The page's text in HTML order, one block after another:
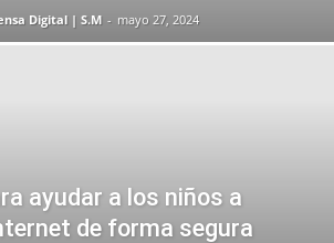
Digital | S.M - mayo 27, 2024
ayudar a los niños a
de forma segura